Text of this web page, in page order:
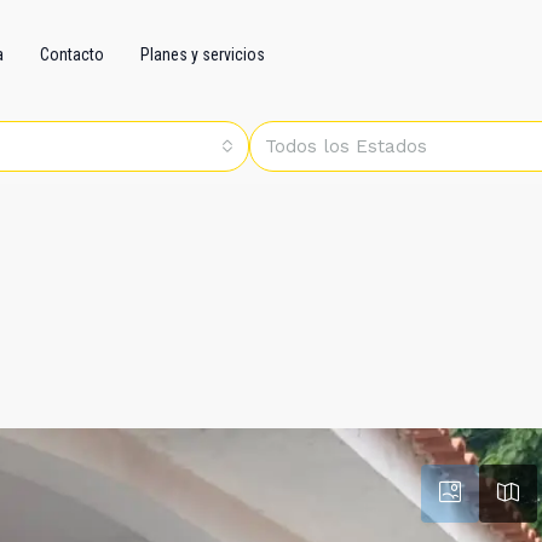
Contacto Planes y servicios
Todos los Estados